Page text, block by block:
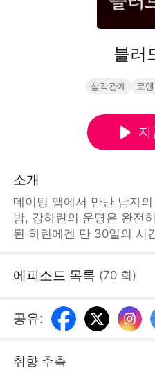
블러
삼각관계 로
지
소개
데이팅 앱에서 만난 남자
밤, 강하린의 운명은 완전
된 하린에겐 단 30일의 시
도현의 키스뿐. 하린을 향
은 치명적인 선택의 기로
갈 것인가, 영원한 사랑을
에피소드 목록 (70 회 )
공유:
취향 추측